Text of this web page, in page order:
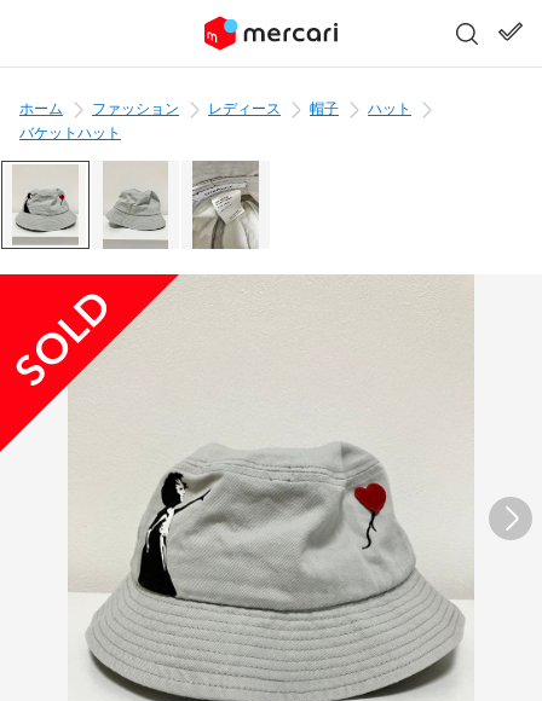
ホーム ファッション レディース 帽子
ハット
バケットハット